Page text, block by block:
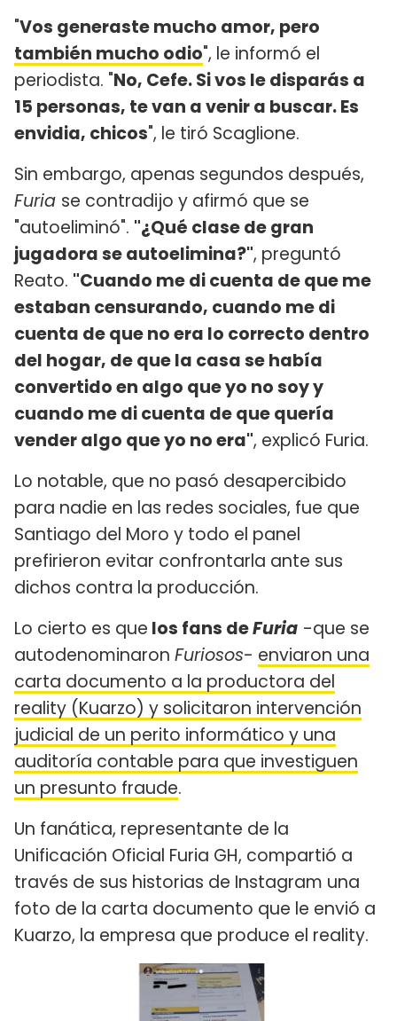
"Vos generaste mucho amor, pero
también mucho odio", le informó el
periodista. "No, Cefe. Si vos le disparás a
15 personas, te van a venir a buscar. Es
envidia, chicos", le tiró Scaglione.
Sin embargo, apenas segundos después,
Furia se contradijo y afirmó que se
"autoeliminó". "¿Qué clase de gran
jugadora se autoelimina?", preguntó
Reato. "Cuando me di cuenta de que me
estaban censurando, cuando me di
cuenta de que no era lo correcto dentro
del hogar, de que la casa se había
convertido en algo que yo no soy y
cuando me di cuenta de que quería
vender algo que yo no era", explicó Furia.
Lo notable, que no pasó desapercibido
para nadie en las redes sociales, fue que
Santiago del Moro y todo el panel
prefirieron evitar confrontarla ante sus
dichos contra la producción.
Lo cierto es que los fans deFuria -que se
autodenominaron Furiosos- enviaron una
carta documento a la productora del
reality (Kuarzo) y solicitaron intervención
judicial de un perito informático y una
auditoría contable para que investiguen
un presunto fraude.
Un fanática, representante de la
Unificación Oficial Furia GH, compartió a
través de sus historias de Instagram una
foto de la carta documento que le envió a
Kuarzo, la empresa que produce el reality.